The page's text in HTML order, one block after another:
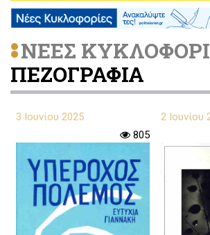
ΝΕΕΣ
ΠΕΖΟΓΡΑΦΙΑ
3 Ιουνίου 2025
805
2 Ιουνίου